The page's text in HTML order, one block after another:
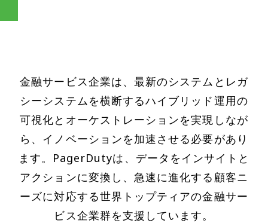
金融サービス企業は、最新のシステムとレガ
シーシステムを横断するハイブリッド運用の
可視化とオーケストレーションを実現しなが
ら、イノベーションを加速させる必要があり
ます。PagerDutyは、データをインサイトと
アクションに変換し、急速に進化する顧客ニ
ーズに対応する世界トップティアの金融サー
ビス企業群を支援しています。